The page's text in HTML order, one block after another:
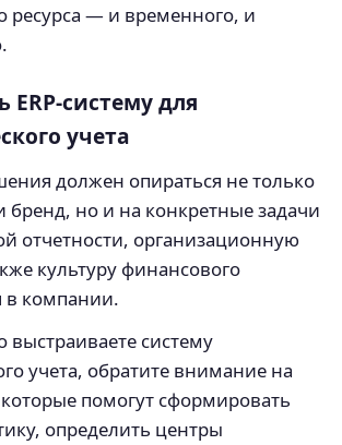
ресурса — и временного, и
ERP-систему для
учета
должен опираться не только
бренд, но и на конкретные задачи
отчетности, организационную
культуру финансового
в компании.
выстраиваете систему
учета, обратите внимание на
помогут сформировать
определить центры